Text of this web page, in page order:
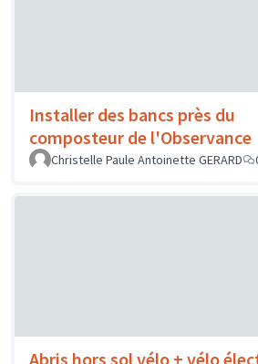
Installer des bancs près du
composteur de l'Observance
Christelle Paule Antoinette GERARD
Abris hors sol vélo + vélo